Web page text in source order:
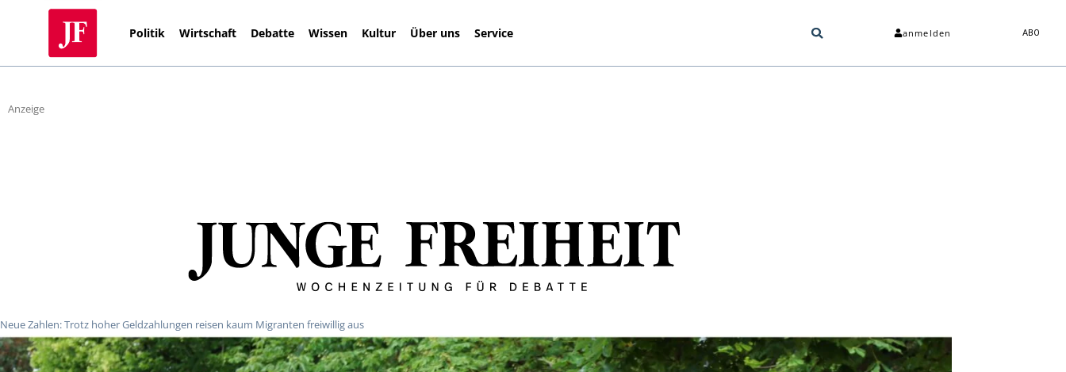
Politik Wirtschaft Debatte Wissen Kultur Über uns Service anmelden ABO
Anzeige
Neue Zahlen: Trotz hoher Geldzahlungen reisen kaum Migranten freiwillig aus